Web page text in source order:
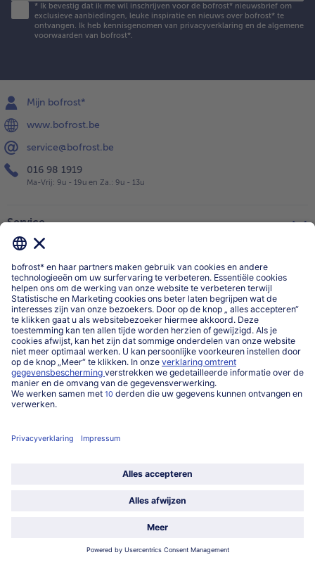
* Ik bevestig dat ik me wil inschrijven voor de bofrost* nieuwsbrief om
exclusieve aanbiedingen, leuke inspiratie en nieuws over bofrost* te
ontvangen. Ik heb kennisgenomen van privacyverklaring en de algemene
voorwaarden van bofrost*.
Mijn bofrost*
www.bofrost.be
service@bofrost.be
016 98 1919
Ma-Vrij: 9u - 19u en Za.: 9u - 13u
Service
Categorieën
Land / Taal selecteren